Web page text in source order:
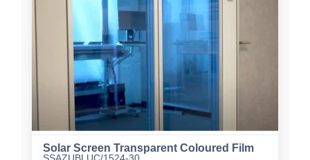
Solar Screen Transparent Coloured Film